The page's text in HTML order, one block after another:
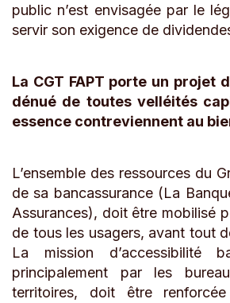
public n’est envisagée par le
servir son exigence de
La CGT FAPT porte un projet
dénué de toutes velléités
essence contreviennent au
L’ensemble des ressources du
de sa bancassurance (La
Assurances), doit être mobilisé
de tous les usagers, avant tout
La mission d’accessibilité
principalement par les
territoires, doit être